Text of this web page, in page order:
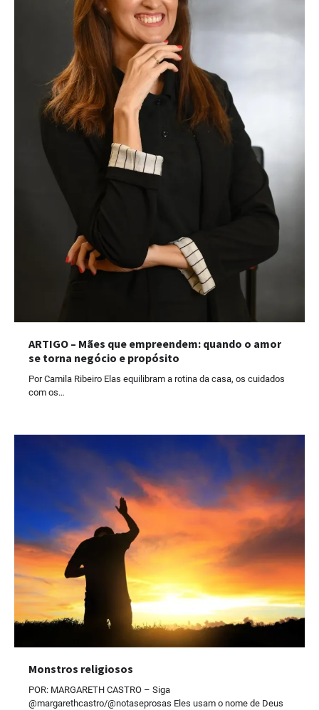
ARTIGO – Mães que empreendem: quando o amor
se torna negócio e propósito
Por Camila Ribeiro Elas equilibram a rotina da casa, os cuidados
com os…
Monstros religiosos
POR: MARGARETH CASTRO – Siga
@margarethcastro/@notaseprosas Eles usam o nome de Deus